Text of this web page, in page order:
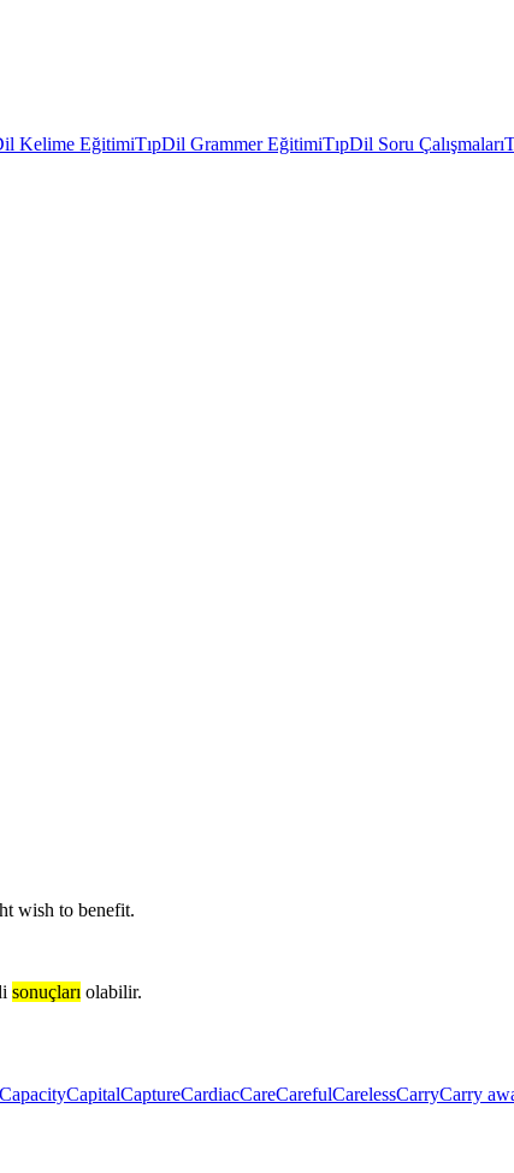
Kelime EğitimiTıpDil Grammer EğitimiTıpDil Soru Çalışmaları
wish to benefit.
sonuçları olabilir.
CapacityCapitalCaptureCardiacCareCarefulCarelessCarryCarry